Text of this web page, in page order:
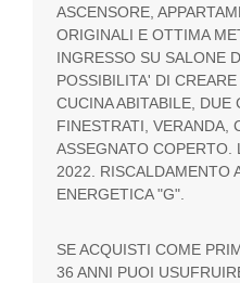
ASCENSORE,
ORIGINALI E OTTIMA
INGRESSO SU SALONE
POSSIBILITA' DI
CUCINA ABITABILE, DUE
FINESTRATI, VERANDA,
ASSEGNATO COPERTO.
2022. RISCALDAMENTO
ENERGETICA "G".
SE ACQUISTI COME
36 ANNI PUOI